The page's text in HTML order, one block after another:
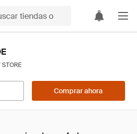
STORE
Comprar ahora